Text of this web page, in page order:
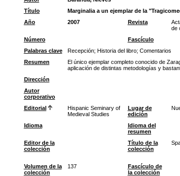
Título
Marginalia a un ejemplar de la
Año
2007 Revista
de
Número Fascículo
Palabras clave
Recepción; Historia del libro; Comentarios
Resumen
El único ejemplar completo conocido de
aplicación de distintas metodologías y
Dirección
Autor
corporativo
Editorial
Hispanic Seminary of
Medieval Studies
Lugar de
edición
Idioma
Idioma del
resumen
Editor de la
colección
Título de la
colección
Volumen de la
colección
137
Fascículo de
la colección